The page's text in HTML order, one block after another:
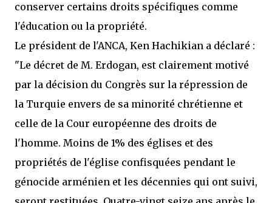
conserver certains droits spécifiques comme
l'éducation ou la propriété.
Le président de l'ANCA, Ken Hachikian a déclaré :
"Le décret de M. Erdogan, est clairement motivé
par la décision du Congrès sur la répression de
la Turquie envers de sa minorité chrétienne et
celle de la Cour européenne des droits de
l'homme. Moins de 1% des églises et des
propriétés de l'église confisquées pendant le
génocide arménien et les décennies qui ont suivi,